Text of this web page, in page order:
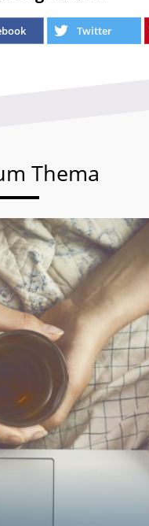
Twitter
Thema
I❶I Schnell Geld
Produkttester